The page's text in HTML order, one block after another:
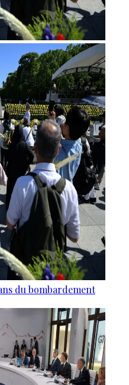
du bombardement